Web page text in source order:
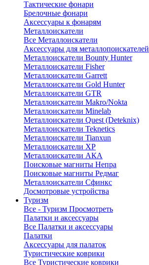
Тактические фонари
Брелочные фонари
Аксессуары к фонарям
Металлоискатели
Все Металлоискатели
Аксессуары для металлопоискателей
Металлоискатели Bounty Hunter
Металлоискатели Fisher
Металлоискатели Garrett
Металлоискатели Gold Hunter
Металлоискатели GTR
Металлоискатели Makro/Nokta
Металлоискатели Minelab
Металлоискатели Quest (Deteknix)
Металлоискатели Teknetics
Металлоискатели Tianxun
Металлоискатели XP
Металлоискатели АКА
Поисковые магниты Непра
Поисковые магниты Редмаг
Металлоискатели Сфинкс
Досмотровые устройства
Туризм
Все - Туризм Просмотреть
Палатки и аксессуары
Все Палатки и аксессуары
Палатки
Аксессуары для палаток
Туристические коврики
Все Туристические коврики